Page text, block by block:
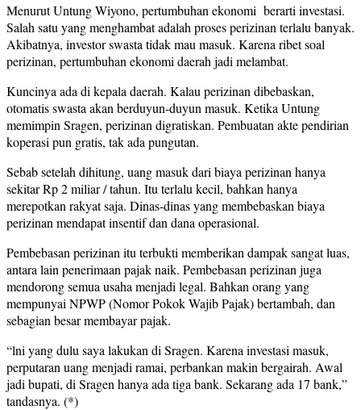
Menurut Untung Wiyono, pertumbuhan ekonomi berarti investasi.
Salah satu yang menghambat adalah proses perizinan terlalu banyak.
Akibatnya, investor swasta tidak mau masuk. Karena ribet soal
perizinan, pertumbuhan ekonomi daerah jadi melambat.
Kuncinya ada di kepala daerah. Kalau perizinan dibebaskan,
otomatis swasta akan berduyun-duyun masuk. Ketika Untung
memimpin Sragen, perizinan digratiskan. Pembuatan akte pendirian
koperasi pun gratis, tak ada pungutan.
Sebab setelah dihitung, uang masuk dari biaya perizinan hanya
sekitar Rp 2 miliar / tahun. Itu terlalu kecil, bahkan hanya
merepotkan rakyat saja. Dinas-dinas yang membebaskan biaya
perizinan mendapat insentif dan dana operasional.
Pembebasan perizinan itu terbukti memberikan dampak sangat luas,
antara lain penerimaan pajak naik. Pembebasan perizinan juga
mendorong semua usaha menjadi legal. Bahkan orang yang
mempunyai NPWP (Nomor Pokok Wajib Pajak) bertambah, dan
sebagian besar membayar pajak.
“lni yang dulu saya lakukan di Sragen. Karena investasi masuk,
perputaran uang menjadi ramai, perbankan makin bergairah. Awal
jadi bupati, di Sragen hanya ada tiga bank. Sekarang ada 17 bank,”
tandasnya. (*)